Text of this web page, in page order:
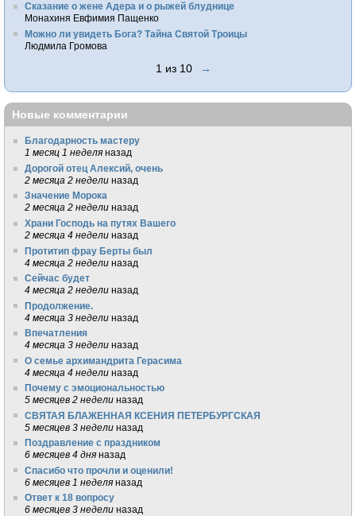
Сказание о жене Адера и о рыжей блуднице
Монахиня Евфимия Пащенко
Можно ли увидеть Бога? Тайна Святой Троицы
Людмила Громова
1 из 10 →
Новые комментарии
Благодарность мастеру
1 месяц 1 неделя назад
Дорогой отец Алексий, очень
2 месяца 2 недели назад
Значение Морока
2 месяца 2 недели назад
Храни Господь на путях Вашего
2 месяца 4 недели назад
Протитип фрау Берты был
4 месяца 2 недели назад
Сейчас будет
4 месяца 2 недели назад
Продолжение.
4 месяца 3 недели назад
Впечатления
4 месяца 3 недели назад
О семье архимандрита Герасима
4 месяца 4 недели назад
Почему с эмоциональностью
5 месяцев 2 недели назад
СВЯТАЯ БЛАЖЕННАЯ КСЕНИЯ ПЕТЕРБУРГСКАЯ
5 месяцев 3 недели назад
Поздравление с праздником
6 месяцев 4 дня назад
Спасибо что прочли и оценили!
6 месяцев 1 неделя назад
Ответ к 18 вопросу
6 месяцев 3 недели назад